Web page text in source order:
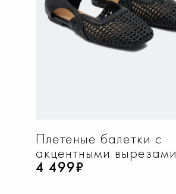
Плетеные балетки с
акцентными вырезами
4 499₽